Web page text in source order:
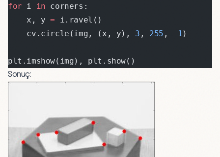
for i in corners:
    x, y
= i.ravel()
    cv.circle(img, (x, y),
3 , 255 , - 1)
plt.imshow(img), plt.show()
Sonuç: